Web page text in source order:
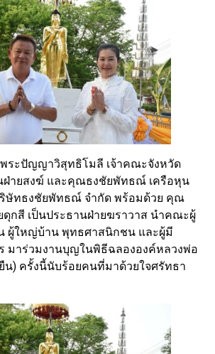
ระปัญญาวิสุทธิโมลี เจ้าคณะจังหวัด
ฝ่ายสงฆ์ และคุณธงชัยพัทธณ์ เครือหุน
ษัทธงชัยพัทธณ์ จำกัด พร้อมด้วย คุณ
กสี เป็นประธานฝ่ายฆราวาส นำคณะผู้
ผู้ใหญ่บ้าน พุทธศาสนิกชน และผู้มี
มาร่วมงานบุญในพิธีฉลององค์หลวงพ่อ
น) ครั้งนี้นับร้อยคนที่มาด้วยใจศรัทธา